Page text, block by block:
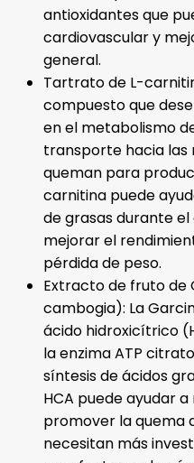
antioxidantes que
cardiovascular y
general.
Tartrato de L-
compuesto que
en el metabolismo
transporte hacia las
queman para
carnitina puede
de grasas durante
mejorar el
pérdida de peso.
Extracto de fruto de
cambogia): La
ácido hidroxicítrico
la enzima ATP
síntesis de ácidos
HCA puede ayudar
promover la quema
necesitan más